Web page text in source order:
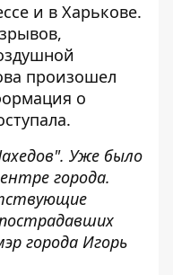
и в Харькове.
произошел
о
Уже было
города.
города Игорь